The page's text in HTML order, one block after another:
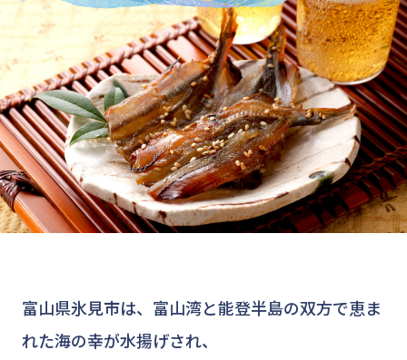
富山県氷見市は、富山湾と能登半島の双方で恵ま
れた海の幸が水揚げされ、